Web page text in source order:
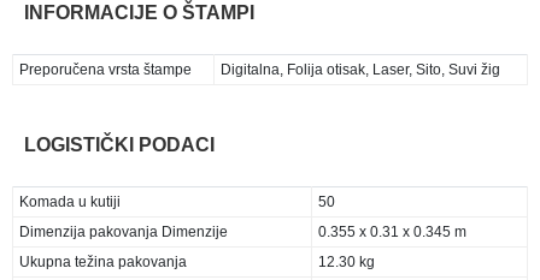
INFORMACIJE O ŠTAMPI
Preporučena vrsta štampe Digitalna, Folija otisak, Laser, Sito, Suvi žig
LOGISTIČKI PODACI
Komada u kutiji
50
Dimenzija pakovanja Dimenzije
0.355 x 0.31 x 0.345 m
Ukupna težina pakovanja
12.30 kg